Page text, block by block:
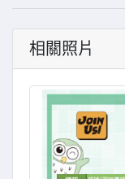
相關照片